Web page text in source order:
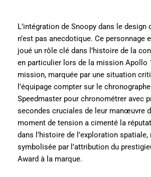
L’intégration de Snoopy dans le design
n’est pas anecdotique. Ce personnage
joué un rôle clé dans l’histoire de la
en particulier lors de la mission Apollo
mission, marquée par une situation
l’équipage compter sur le
Speedmaster pour chronométrer avec
secondes cruciales de leur manœuvre
moment de tension a cimenté la
dans l’histoire de l’exploration
symbolisée par l’attribution du
Award à la marque.